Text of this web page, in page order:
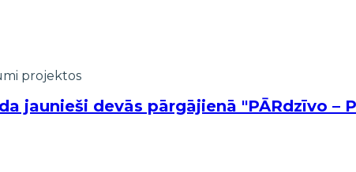
projektos
jaunieši devās pārgājienā "PĀRdzīvo –